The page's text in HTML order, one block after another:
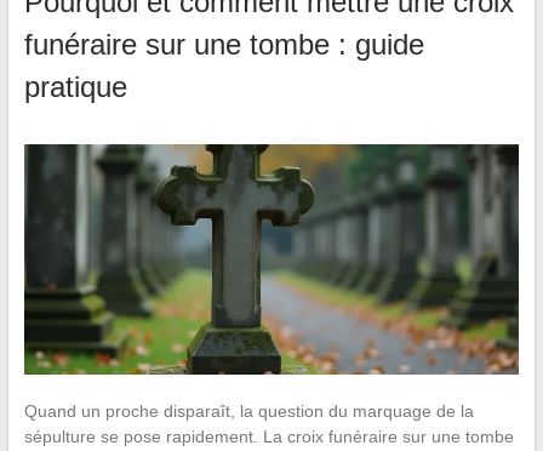
funéraire sur une tombe : guide
pratique
Quand un proche disparaît, la question du marquage de la
sépulture se pose rapidement. La croix funéraire sur une tombe